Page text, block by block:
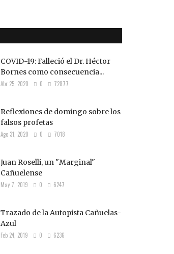
COVID-19: Falleció el Dr. Héctor
Bornes como consecuencia...
Abr 25, 2020 0 72877
Reflexiones de domingo sobre los
falsos profetas
Ago 31, 2020 0 7018
Juan Roselli, un "Marginal"
Cañuelense
May 7, 2019 0 6247
Trazado de la Autopista Cañuelas-
Azul
Feb 24, 2019 0 6236